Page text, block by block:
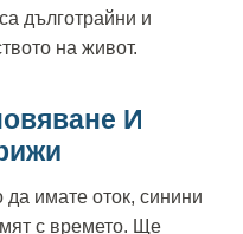
дълготрайни и
на живот.
И
имате оток, синини
с времето. Ще